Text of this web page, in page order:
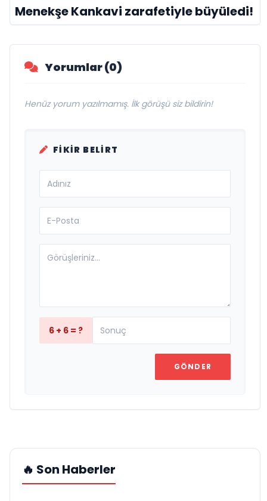
Menekşe Kankavi zarafetiyle büyüledi!
Yorumlar (0)
Henüz yorum yazılmamış. İlk görüşü siz bildirin!
FIKIR BELIRT
6 + 6 = ?
GÖNDER
🔥 Son Haberler